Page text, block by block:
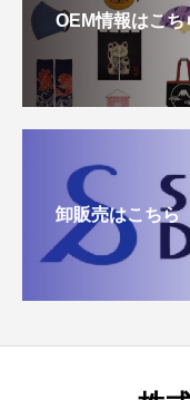
OEM情報はこち
卸販売はこちら